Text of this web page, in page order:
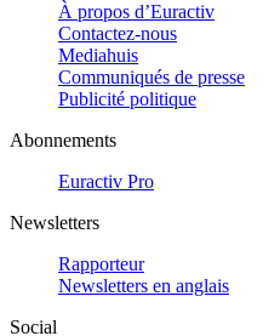
À propos d’Euractiv
Contactez-nous
Mediahuis
Communiqués de presse
Publicité politique
Abonnements
Euractiv Pro
Newsletters
Rapporteur
Newsletters en anglais
Social